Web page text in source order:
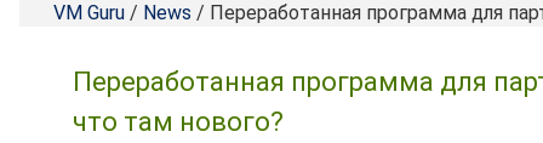
VM Guru / News / Переработанная программа для
Переработанная программа для
что там нового?